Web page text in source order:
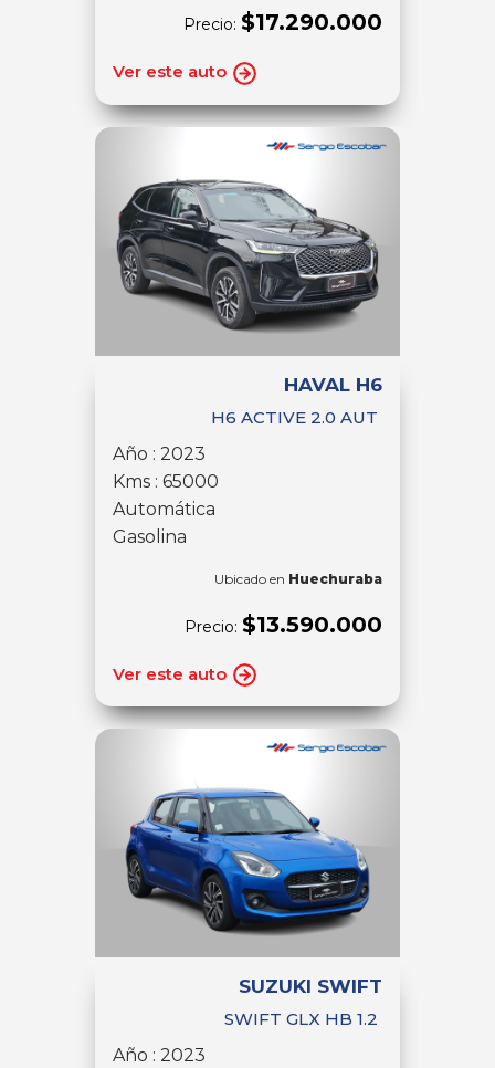
Precio: $17.290.000
Ver este auto
HAVAL H6
H6 ACTIVE 2.0 AUT
Año : 2023
Kms : 65000
Automática
Gasolina
Ubicado en Huechuraba
Precio: $13.590.000
Ver este auto
SUZUKI SWIFT
SWIFT GLX HB 1.2
Año : 2023